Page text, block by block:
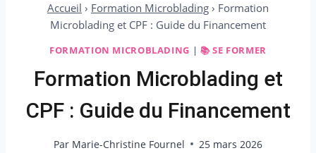
Accueil › Formation Microblading › Formation
Microblading et CPF : Guide du Financement
FORMATION MICROBLADING | 📚 SE FORMER
Formation Microblading et
CPF : Guide du Financement
Par Marie-Christine Fournel 25 mars 2026